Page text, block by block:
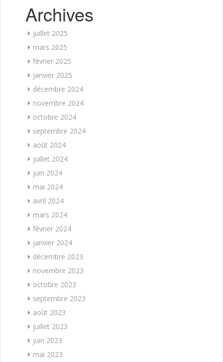
Archives
juillet 2025
mars 2025
février 2025
janvier 2025
décembre 2024
novembre 2024
octobre 2024
septembre 2024
août 2024
juillet 2024
juin 2024
mai 2024
avril 2024
mars 2024
février 2024
janvier 2024
décembre 2023
novembre 2023
octobre 2023
septembre 2023
août 2023
juillet 2023
juin 2023
mai 2023